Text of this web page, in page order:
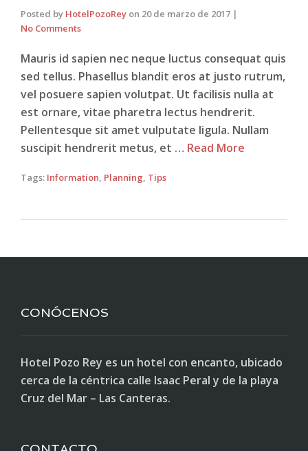
Posted by HotelPozoRey on 20 de marzo de 2017 |
No Comments
Mauris id sapien nec neque luctus consequat quis
sed tellus. Phasellus blandit eros at justo rutrum,
vel posuere sapien volutpat. Ut facilisis nulla at
est ornare, vitae pharetra lectus hendrerit.
Pellentesque sit amet vulputate ligula. Nullam
suscipit hendrerit metus, et … Read More
Tags: Information, Planning, Tips
CONÓCENOS
Hotel Pozo Rey es un hotel con encanto, ubicado
cerca de la céntrica calle Isaac Peral y de la playa
Cruz del Mar – Las Canteras.